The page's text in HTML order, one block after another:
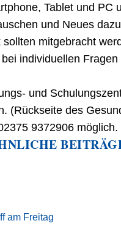
Tablet und PC
und Neues
mitgebracht
individuellen
und
(Rückseite des
9372906 möglich.
am Freitag